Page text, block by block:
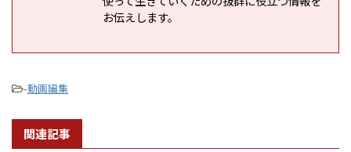
お伝えします。
-動画編集
関連記事